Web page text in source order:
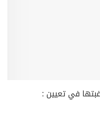
في تعيين :